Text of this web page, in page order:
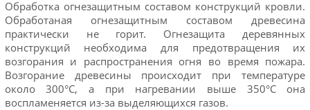
Обработка огнезащитным составом конструкций кровли.
Обработаная огнезащитным составом древесина
практически не горит. Огнезащита деревянных
конструкций необходима для предотвращения их
возгорания и распространения огня во время пожара.
Возгорание древесины происходит при температуре
около 300°С, а при нагревании выше 350°С она
воспламеняется из-за выделяющихся газов.